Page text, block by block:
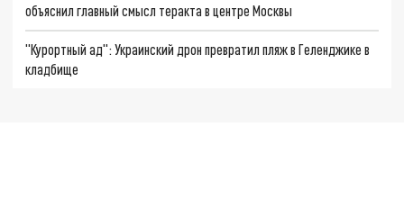
объяснил главный смысл теракта в центре Москвы
"Курортный ад": Украинский дрон превратил пляж в Геленджике в
кладбище